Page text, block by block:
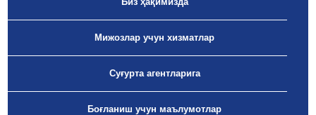
Мижозлар учун хизматлар
Суғурта агентларига
Боғланиш учун маълумотлар